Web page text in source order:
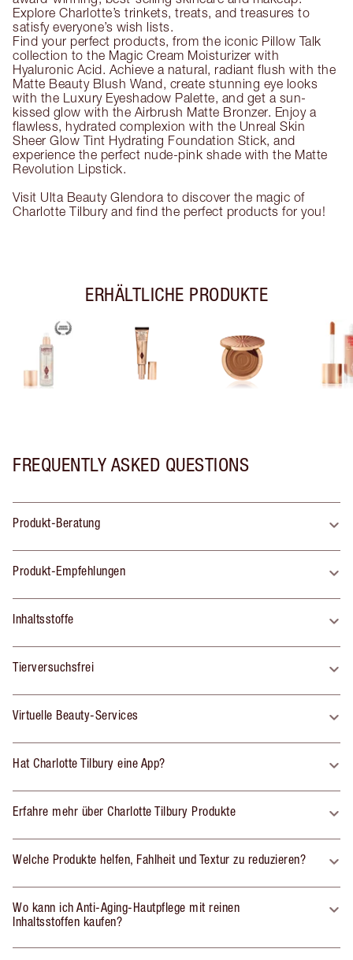
Explore Charlotte’s trinkets, treats, and treasures to
satisfy everyone’s wish lists.
Find your perfect products, from the iconic Pillow Talk
collection to the Magic Cream Moisturizer with
Hyaluronic Acid. Achieve a natural, radiant flush with the
Matte Beauty Blush Wand, create stunning eye looks
with the Luxury Eyeshadow Palette, and get a sun-
kissed glow with the Airbrush Matte Bronzer. Enjoy a
flawless, hydrated complexion with the Unreal Skin
Sheer Glow Tint Hydrating Foundation Stick, and
experience the perfect nude-pink shade with the Matte
Revolution Lipstick.
Visit Ulta Beauty Glendora to discover the magic of
Charlotte Tilbury and find the perfect products for you!
ERHÄLTLICHE PRODUKTE
FREQUENTLY ASKED QUESTIONS
Produkt-Beratung
Produkt-Empfehlungen
Inhaltsstoffe
Tierversuchsfrei
Virtuelle Beauty-Services
Hat Charlotte Tilbury eine App?
Erfahre mehr über Charlotte Tilbury Produkte
Welche Produkte helfen, Fahlheit und Textur zu reduzieren?
Wo kann ich Anti-Aging-Hautpflege mit reinen
Inhaltsstoffen kaufen?